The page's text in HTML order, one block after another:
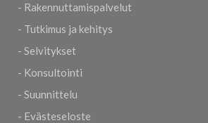
- Rakennuttamispalvelut
- Tutkimus ja kehitys
- Selvitykset
- Konsultointi
- Suunnittelu
- Evästeseloste